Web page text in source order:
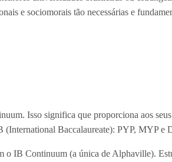
e sociomorais tão necessárias e
Isso significa que proporciona aos
Baccalaureate): PYP, MYP e
o IB Continuum (a única de Alphaville).